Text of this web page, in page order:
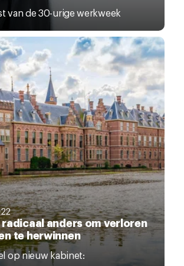
van de 30-urige werkweek
anders om verloren
te herwinnen
op nieuw kabinet: